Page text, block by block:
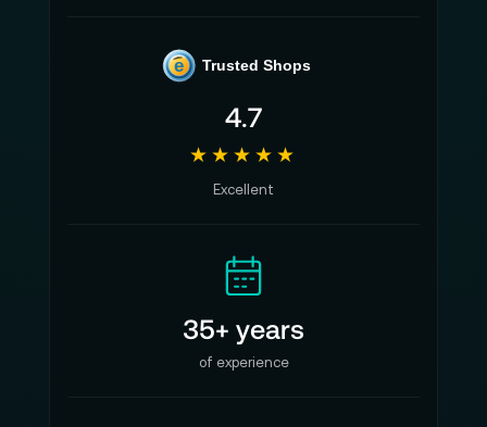
e Trusted Shops
4.7
★★★★★
Excellent
35+ years
of experience